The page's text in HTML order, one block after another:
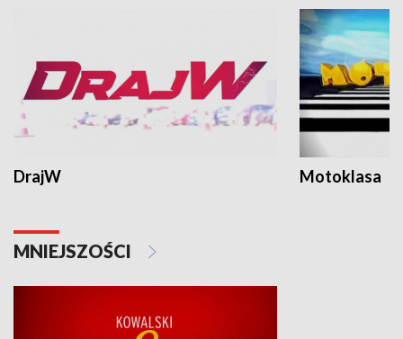
DrajW Motoklasa
MNIEJSZOŚCI